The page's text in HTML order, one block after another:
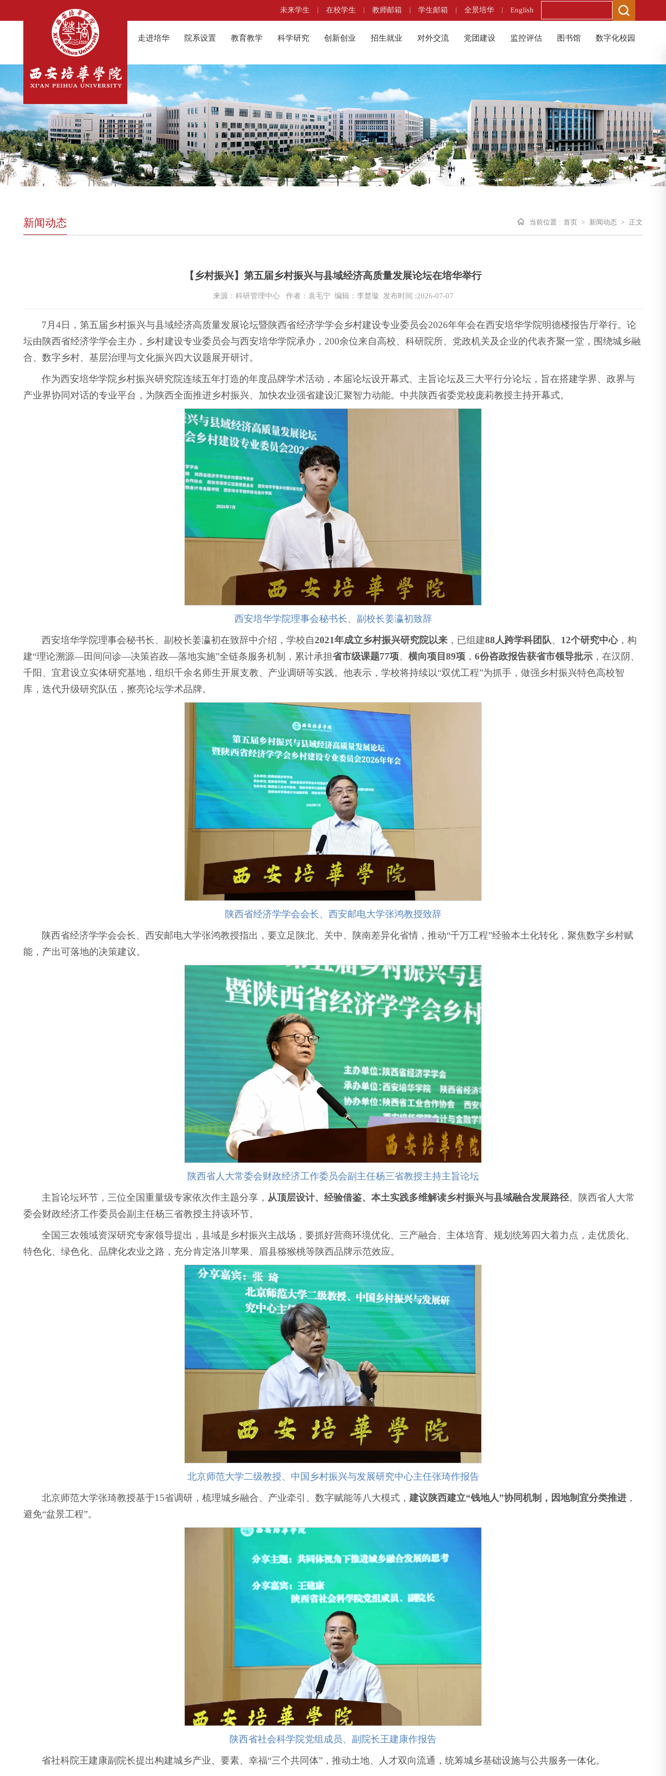
未来学生 | 在校学生 | 教师邮箱 | 学生邮箱 | 全景培华 | English
走进培华 院系设置 教育教学 科学研究 创新创业 招生就业 对外交流 党团建设 监控评估 图书馆 数字化校园
新闻动态 当前位置 : 首页 > 新闻动态 > 正文
【乡村振兴】第五届乡村振兴与县域经济高质量发展论坛在培华举行
来源：科研管理中心 作者：袁毛宁 编辑：李楚璇 发布时间 :2026-07-07
7月4日，第五届乡村振兴与县域经济高质量发展论坛暨陕西省经济学学会乡村建设专业委员会2026年年会在西安培华学院明德楼报告厅举行。论
坛由陕西省经济学学会主办，乡村建设专业委员会与西安培华学院承办，200余位来自高校、科研院所、党政机关及企业的代表齐聚一堂，围绕城乡融
合、数字乡村、基层治理与文化振兴四大议题展开研讨。
作为西安培华学院乡村振兴研究院连续五年打造的年度品牌学术活动，本届论坛设开幕式、主旨论坛及三大平行分论坛，旨在搭建学界、政界与
产业界协同对话的专业平台，为陕西全面推进乡村振兴、加快农业强省建设汇聚智力动能。中共陕西省委党校庞莉教授主持开幕式。
西安培华学院理事会秘书长、副校长姜瀛初致辞
西安培华学院理事会秘书长、副校长姜瀛初在致辞中介绍，学校自2021年成立乡村振兴研究院以来 ，已组建88人跨学科团队、 12个研究中心，构
建“理论溯源—田间问诊—决策咨政—落地实施”全链条服务机制，累计承担省市级课题77项、 横向项目89项 ， 6份咨政报告获省市领导批示 ，在汉阴、
千阳、宜君设立实体研究基地，组织千余名师生开展支教、产业调研等实践。他表示，学校将持续以“双优工程”为抓手，做强乡村振兴特色高校智
库，迭代升级研究队伍，擦亮论坛学术品牌。
陕西省经济学学会会长、西安邮电大学张鸿教授致辞
陕西省经济学学会会长、西安邮电大学张鸿教授指出，要立足陕北、关中、陕南差异化省情，推动“千万工程”经验本土化转化，聚焦数字乡村赋
能，产出可落地的决策建议。
陕西省人大常委会财政经济工作委员会副主任杨三省教授主持主旨论坛
主旨论坛环节，三位全国重量级专家依次作主题分享， 从顶层设计、经验借鉴、本土实践多维解读乡村振兴与县域融合发展路径。陕西省人大常
委会财政经济工作委员会副主任杨三省教授主持该环节。
全国三农领域资深研究专家领导提出，县域是乡村振兴主战场，要抓好营商环境优化、三产融合、主体培育、规划统筹四大着力点，走优质化、
特色化、绿色化、品牌化农业之路，充分肯定洛川苹果、眉县猕猴桃等陕西品牌示范效应。
北京师范大学二级教授、中国乡村振兴与发展研究中心主任张琦作报告
北京师范大学张琦教授基于15省调研，梳理城乡融合、产业牵引、数字赋能等八大模式，建议陕西建立“钱地人”协同机制，因地制宜分类推进 ，
避免“盆景工程”。
陕西省社会科学院党组成员、副院长王建康作报告
省社科院王建康副院长提出构建城乡产业、要素、幸福“三个共同体”，推动土地、人才双向流通，统筹城乡基础设施与公共服务一体化。